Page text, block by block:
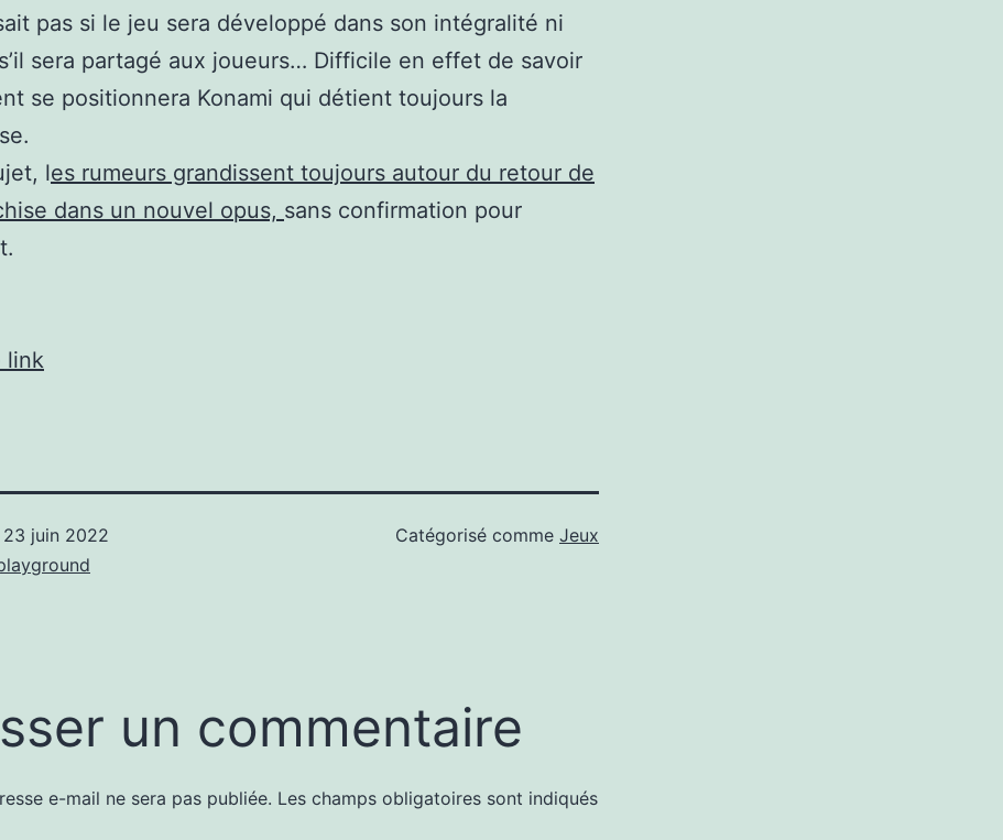
pas si le jeu sera développé dans son intégralité ni
sera partagé aux joueurs… Difficile en effet de savoir
se positionnera Konami qui détient toujours la
les rumeurs grandissent toujours autour du retour de
dans un nouvel opus, sans confirmation pour
link
23 juin 2022
Catégorisé comme Jeux
un commentaire
e-mail ne sera pas publiée. Les champs obligatoires sont indiqués